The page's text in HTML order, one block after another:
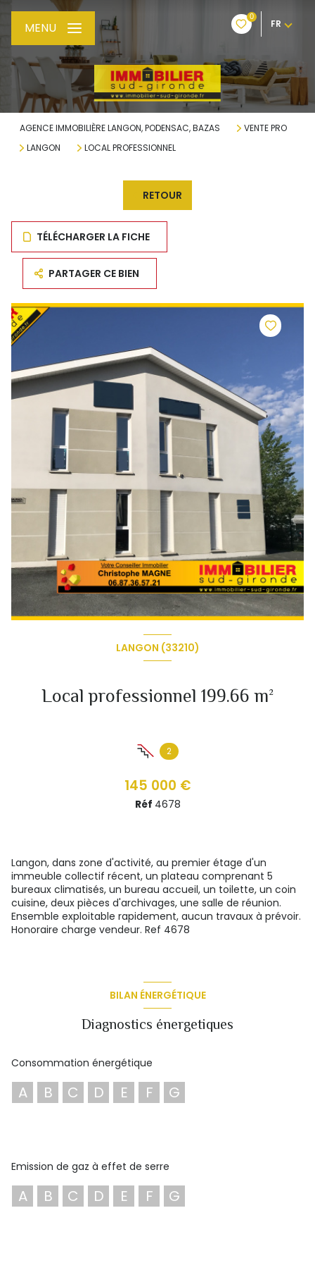
0
FR
MENU
AGENCE IMMOBILIÈRE LANGON, PODENSAC, BAZAS
VENTE PRO
LANGON
LOCAL PROFESSIONNEL
RETOUR
TÉLÉCHARGER LA FICHE
PARTAGER CE BIEN
LANGON (33210)
Local professionnel 199.66 m²
2
145 000 €
Réf 4678
Langon, dans zone d'activité, au premier étage d'un
immeuble collectif récent, un plateau comprenant 5
bureaux climatisés, un bureau accueil, un toilette, un coin
cuisine, deux pièces d'archivages, une salle de réunion.
Ensemble exploitable rapidement, aucun travaux à prévoir.
Honoraire charge vendeur. Ref 4678
BILAN ÉNERGÉTIQUE
Diagnostics énergetiques
Consommation énergétique
A B C D E F G
Emission de gaz à effet de serre
A B C D E F G